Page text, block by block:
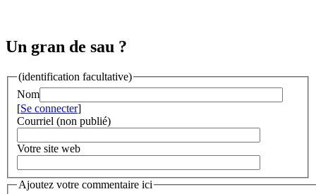
Un gran de sau ?
(identification facultative)
Nom
[Se connecter]
Courriel (non publié)
Votre site web
Ajoutez votre commentaire ici